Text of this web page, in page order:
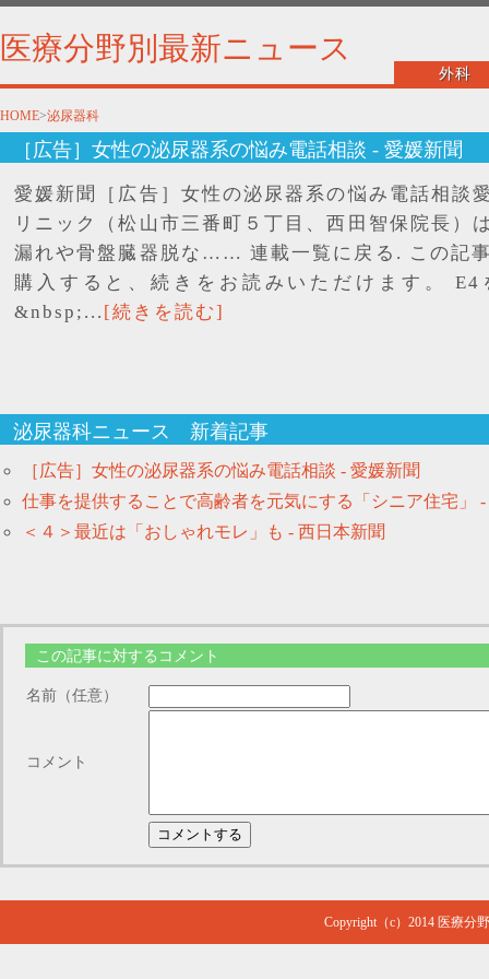
医療分野別最新ニュース
外科
HOME>泌尿器科
［広告］女性の泌尿器系の悩み電話相談 - 愛媛新聞
愛媛新聞［広告］女性の泌尿器系の悩み電話相談
リニック（松山市三番町５丁目、西田智保院長）
漏れや骨盤臓器脱な…… 連載一覧に戻る. この記
購入すると、続きをお読みいただけます。
&nbsp;... [続きを読む]
泌尿器科ニュース 新着記事
［広告］女性の泌尿器系の悩み電話相談 - 愛媛新聞
仕事を提供することで高齢者を元気にする「シニア住宅」 -
＜４＞最近は「おしゃれモレ」も - 西日本新聞
この記事に対するコメント
名前（任意）
コメント
Copyright（c）2014 医療分